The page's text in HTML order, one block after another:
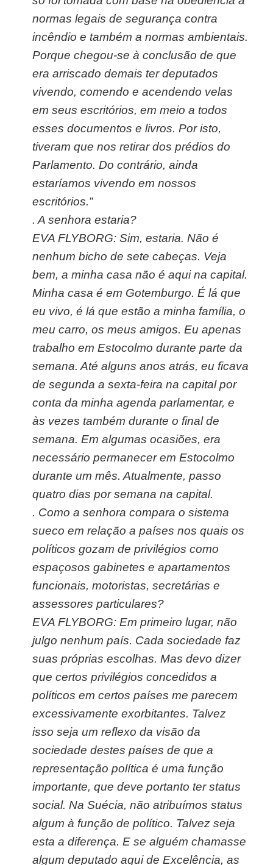
normas legais de segurança contra
incêndio e também a normas ambientais.
Porque chegou-se à conclusão de que
era arriscado demais ter deputados
vivendo, comendo e acendendo velas
em seus escritórios, em meio a todos
esses documentos e livros. Por isto,
tiveram que nos retirar dos prédios do
Parlamento. Do contrário, ainda
estaríamos vivendo em nossos
escritórios.”
. A senhora estaria?
EVA FLYBORG: Sim, estaria. Não é
nenhum bicho de sete cabeças. Veja
bem, a minha casa não é aqui na capital.
Minha casa é em Gotemburgo. É lá que
eu vivo, é lá que estão a minha família, o
meu carro, os meus amigos. Eu apenas
trabalho em Estocolmo durante parte da
semana. Até alguns anos atrás, eu ficava
de segunda a sexta-feira na capital por
conta da minha agenda parlamentar, e
às vezes também durante o final de
semana. Em algumas ocasiões, era
necessário permanecer em Estocolmo
durante um mês. Atualmente, passo
quatro dias por semana na capital.
. Como a senhora compara o sistema
sueco em relação a países nos quais os
políticos gozam de privilégios como
espaçosos gabinetes e apartamentos
funcionais, motoristas, secretárias e
assessores particulares?
EVA FLYBORG: Em primeiro lugar, não
julgo nenhum país. Cada sociedade faz
suas próprias escolhas. Mas devo dizer
que certos privilégios concedidos a
políticos em certos países me parecem
excessivamente exorbitantes. Talvez
isso seja um reflexo da visão da
sociedade destes países de que a
representação política é uma função
importante, que deve portanto ter status
social. Na Suécia, não atribuímos status
algum à função de político. Talvez seja
esta a diferença. E se alguém chamasse
algum deputado aqui de Excelência, as